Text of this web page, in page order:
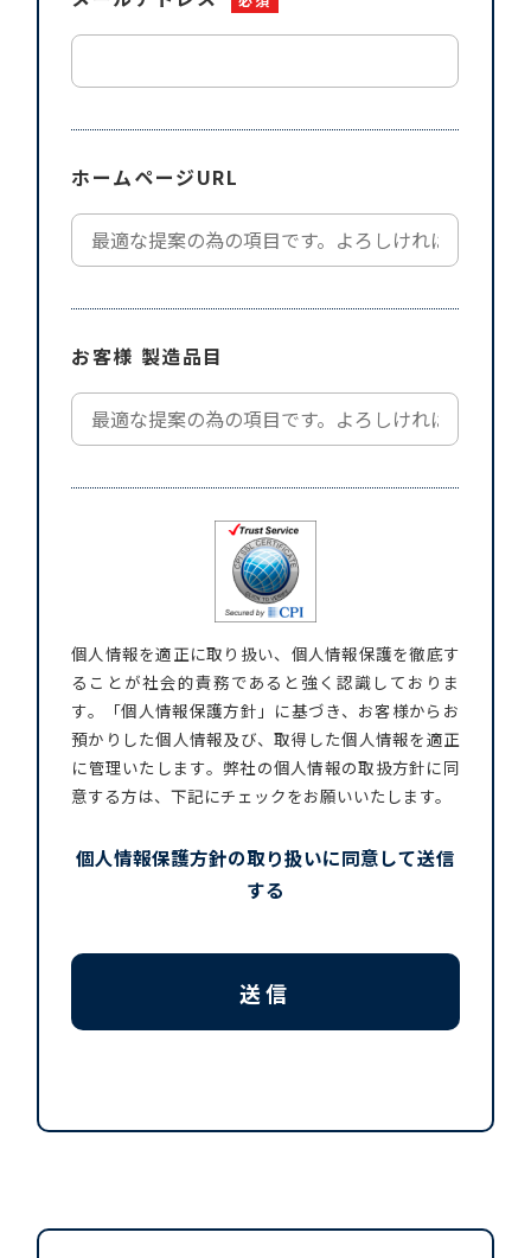
ホームページURL
お客様 製造品目
個人情報を適正に取り扱い、個人情報保護を徹底す
ることが社会的責務であると強く認識しておりま
す。「個人情報保護方針」に基づき、お客様からお
預かりした個人情報及び、取得した個人情報を適正
に管理いたします。弊社の個人情報の取扱方針に同
意する方は、下記にチェックをお願いいたします。
個人情報保護方針の取り扱いに同意して送信
する